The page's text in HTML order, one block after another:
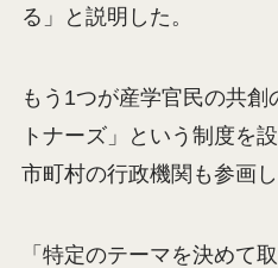
る」と説明した。
もう1つが産学官民の共
トナーズ」という制度を
市町村の行政機関も参画
「特定のテーマを決めて